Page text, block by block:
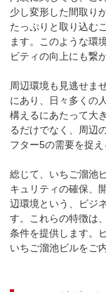
少し変形した間取り
たっぷりと取り込む
ます。このような環
ビティの向上にも繋
周辺環境も見逃せま
にあり、日々多くの
構えるにあたって大
るだけでなく、周辺
フター5の需要を捉え
総じて、いちご溜池
キュリティの確保、
辺環境という、ビジ
す。これらの特徴は
条件を提供します。
いちご溜池ビルをご